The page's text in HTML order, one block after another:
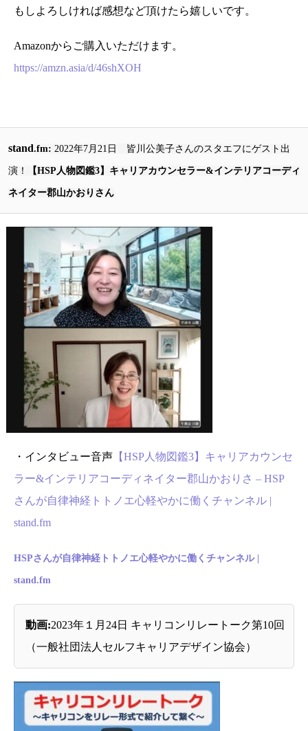
もしよろしければ感想など頂けたら嬉しいです。
Amazonからご購入いただけます。
https://amzn.asia/d/46shXOH
stand.fm: 2022年7月21日 皆川公美子さんのスタエフにゲスト出
演！ 【HSP人物図鑑3】キャリアカウンセラー&インテリアコーディ
ネイター郡山かおりさん
・インタビュー音声 【HSP人物図鑑3】キャリアカウンセ
ラー&インテリアコーディネイター郡山かおりさ – HSP
さんが自律神経トトノエ心軽やかに働くチャンネル |
stand.fm
HSPさんが自律神経トトノエ心軽やかに働くチャンネル |
stand.fm
動画:2023年１月24日 キャリコンリレートーク第10回
（一般社団法人セルフキャリアデザイン協会）